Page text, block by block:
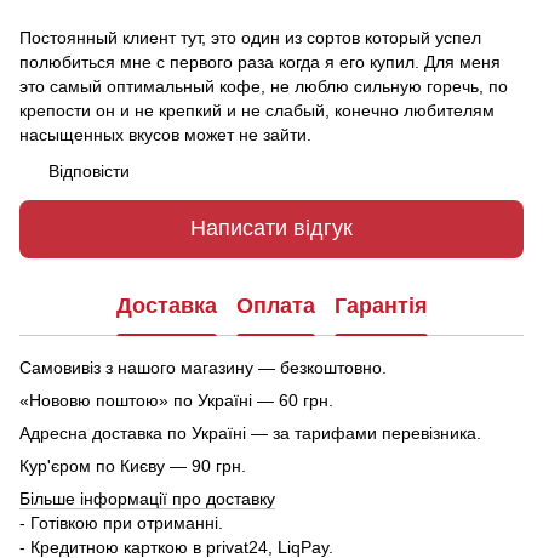
Постоянный клиент тут, это один из сортов который успел
полюбиться мне с первого раза когда я его купил. Для меня
это самый оптимальный кофе, не люблю сильную горечь, по
крепости он и не крепкий и не слабый, конечно любителям
насыщенных вкусов может не зайти.
Відповісти
Написати відгук
Доставка Оплата Гарантія
Самовивіз з нашого магазину — безкоштовно.
«Нововю поштою» по Україні — 60 грн.
Адресна доставка по Україні — за тарифами перевізника.
Кур'єром по Києву — 90 грн.
Більше інформації про доставку
- Готівкою при отриманні.
- Кредитною карткою в privat24, LiqPay.